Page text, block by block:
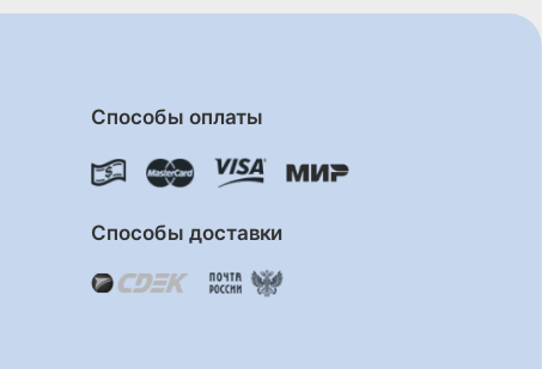
Способы оплаты
Способы доставки